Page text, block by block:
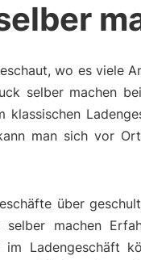
wo es viele
selber machen
klassischen
man sich vor
über
selber machen
im Ladengeschäft